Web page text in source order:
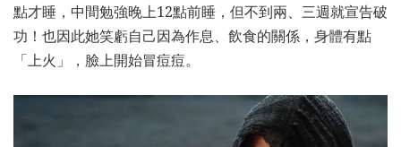
點才睡，中間勉強晚上12點前睡，但不到兩、三週就宣告破
功！也因此她笑虧自己因為作息、飲食的關係，身體有點
「上火」，臉上開始冒痘痘。